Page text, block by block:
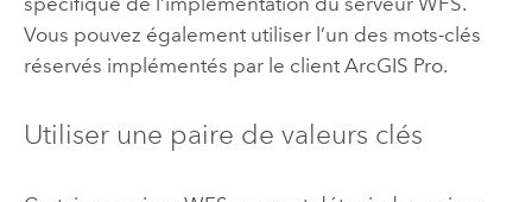
Vous pouvez également utiliser l’un des mots-clés
réservés implémentés par le client ArcGIS Pro.
Utiliser une paire de valeurs clés